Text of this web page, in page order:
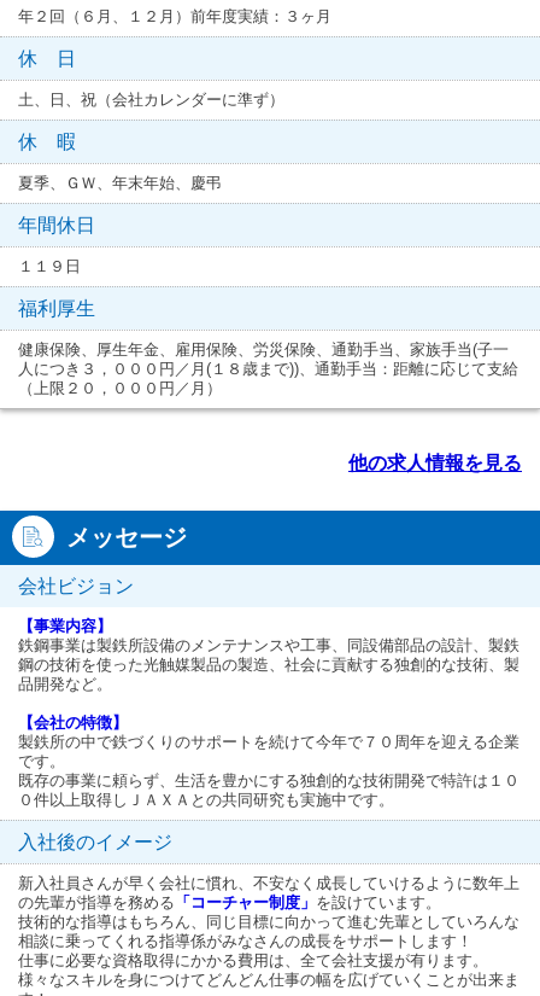
年２回（６月、１２月）前年度実績：３ヶ月
休 日
土、日、祝（会社カレンダーに準ず）
休 暇
夏季、ＧＷ、年末年始、慶弔
年間休日
１１９日
福利厚生
健康保険、厚生年金、雇用保険、労災保険、通勤手当、家族手当(子一
人につき３，０００円／月(１８歳まで))、通勤手当：距離に応じて支給
（上限２０，０００円／月）
他の求人情報を見る
メッセージ
会社ビジョン
【事業内容】
鉄鋼事業は製鉄所設備のメンテナンスや工事、同設備部品の設計、製鉄
鋼の技術を使った光触媒製品の製造、社会に貢献する独創的な技術、製
品開発など。
【会社の特徴】
製鉄所の中で鉄づくりのサポートを続けて今年で７０周年を迎える企業
です。
既存の事業に頼らず、生活を豊かにする独創的な技術開発で特許は１０
０件以上取得しＪＡＸＡとの共同研究も実施中です。
入社後のイメージ
新入社員さんが早く会社に慣れ、不安なく成長していけるように数年上
の先輩が指導を務める 「コーチャー制度」 を設けています。
技術的な指導はもちろん、同じ目標に向かって進む先輩としていろんな
相談に乗ってくれる指導係がみなさんの成長をサポートします！
仕事に必要な資格取得にかかる費用は、全て会社支援が有ります。
様々なスキルを身につけてどんどん仕事の幅を広げていくことが出来ま